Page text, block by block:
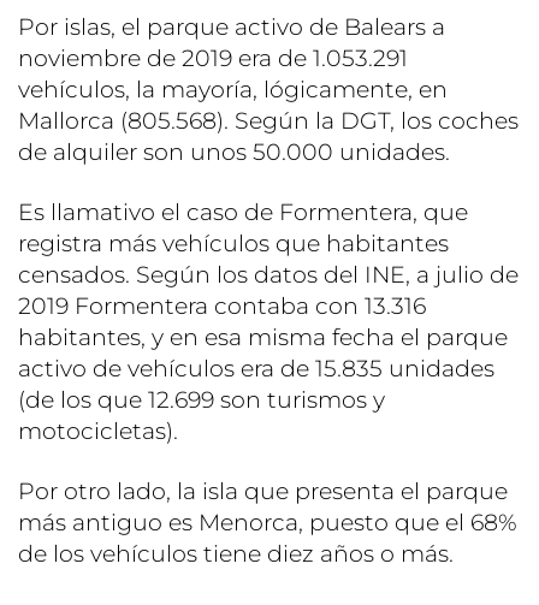
Por islas, el parque activo de Balears a
noviembre de 2019 era de 1.053.291
vehículos, la mayoría, lógicamente, en
Mallorca (805.568). Según la DGT, los coches
de alquiler son unos 50.000 unidades.
Es llamativo el caso de Formentera, que
registra más vehículos que habitantes
censados. Según los datos del INE, a julio de
2019 Formentera contaba con 13.316
habitantes, y en esa misma fecha el parque
activo de vehículos era de 15.835 unidades
(de los que 12.699 son turismos y
motocicletas).
Por otro lado, la isla que presenta el parque
más antiguo es Menorca, puesto que el 68%
de los vehículos tiene diez años o más.